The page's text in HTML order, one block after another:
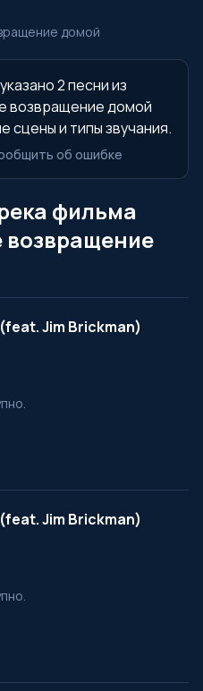
домой
2 песни из
возвращение домой
сцены и типы звучания.
об ошибке
фильма
возвращение
Jim Brickman)
Jim Brickman)